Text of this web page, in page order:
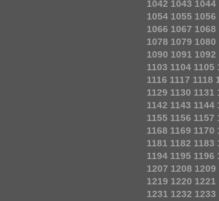
1042 1043 1044
1054 1055 1056
1066 1067 1068
1078 1079 1080
1090 1091 1092
1103 1104 1105
1116 1117 1118
1129 1130 1131
1142 1143 1144
1155 1156 1157
1168 1169 1170
1181 1182 1183
1194 1195 1196
1207 1208 1209
1219 1220 1221
1231 1232 1233